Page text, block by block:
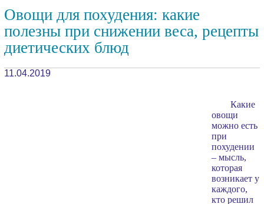
Овощи для похудения: какие
полезны при снижении веса, рецепты
диетических блюд
11.04.2019
Какие
овощи
можно есть
при
похудении
– мысль,
которая
возникает у
каждого,
кто решил